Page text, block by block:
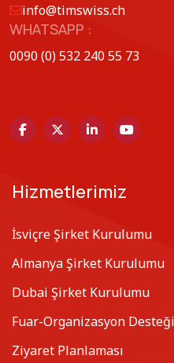
info@timswiss.ch
WHATSAPP :
0090 (0) 532 240 55 73
Hizmetlerimiz
İsviçre Şirket Kurulumu
Almanya Şirket Kurulumu
Dubai Şirket Kurulumu
Fuar-Organizasyon Desteği
Ziyaret Planlaması